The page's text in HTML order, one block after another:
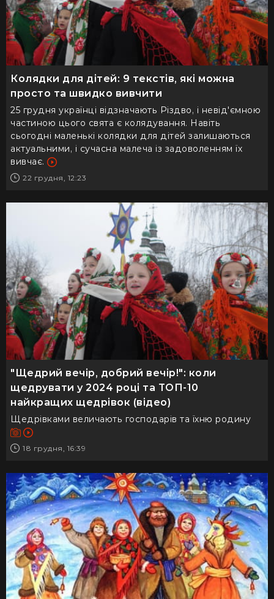
Колядки для дітей: 9 текстів, які можна
просто та швидко вивчити
25 грудня українці відзначають Різдво, і невід'ємною
частиною цього свята є колядування. Навіть
сьогодні маленькі колядки для дітей залишаються
актуальними, і сучасна малеча із задоволенням їх
вивчає.
22 грудня, 12:23
"Щедрий вечір, добрий вечір!": коли
щедрувати у 2024 році та ТОП-10
найкращих щедрівок (відео)
Щедрівками величають господарів та їхню родину
18 грудня, 16:39